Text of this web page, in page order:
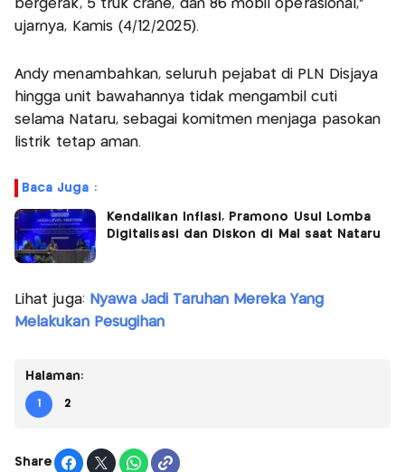
bergerak, 5 truk crane, dan 86 mobil operasional,"
ujarnya, Kamis (4/12/2025).
Andy menambahkan, seluruh pejabat di PLN Disjaya
hingga unit bawahannya tidak mengambil cuti
selama Nataru, sebagai komitmen menjaga pasokan
listrik tetap aman.
Baca Juga :
Kendalikan Inflasi, Pramono Usul Lomba
Digitalisasi dan Diskon di Mal saat Nataru
Lihat juga: Nyawa Jadi Taruhan Mereka Yang
Melakukan Pesugihan
Halaman:
1 2
Share